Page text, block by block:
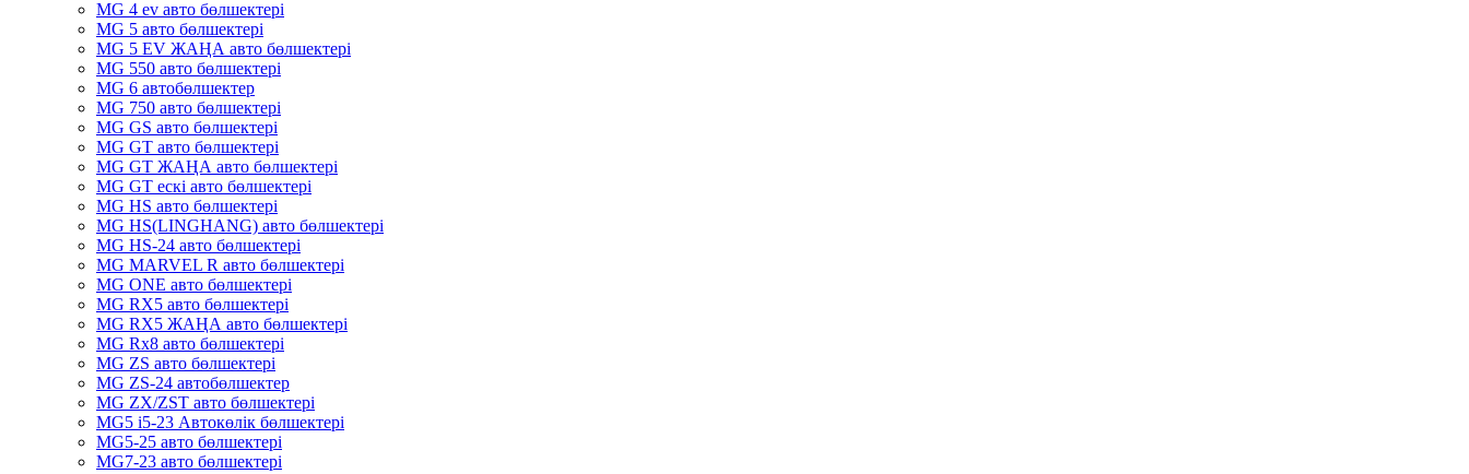
MG 4 ev авто бөлшектері
MG 5 авто бөлшектері
MG 5 EV ЖАҢА авто бөлшектері
MG 550 авто бөлшектері
MG 6 автобөлшектер
MG 750 авто бөлшектері
MG GS авто бөлшектері
MG GT авто бөлшектері
MG GT ЖАҢА авто бөлшектері
MG GT ескі авто бөлшектері
MG HS авто бөлшектері
MG HS(LINGHANG) авто бөлшектері
MG HS-24 авто бөлшектері
MG MARVEL R авто бөлшектері
MG ONE авто бөлшектері
MG RX5 авто бөлшектері
MG RX5 ЖАҢА авто бөлшектері
MG Rx8 авто бөлшектері
MG ZS авто бөлшектері
MG ZS-24 автобөлшектер
MG ZX/ZST авто бөлшектері
MG5 i5-23 Автокөлік бөлшектері
MG5-25 авто бөлшектері
MG7-23 авто бөлшектері